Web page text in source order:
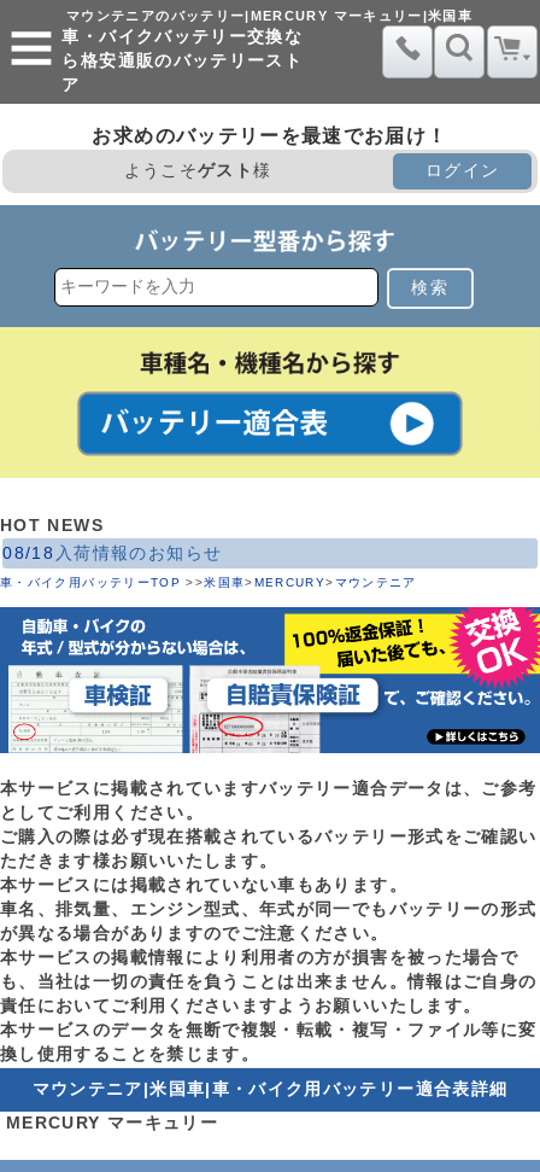
マウンテニアのバッテリー|MERCURY マーキュリー|米国車
車・バイクバッテリー交換な
ら格安通販のバッテリースト
ア
お求めのバッテリーを最速でお届け！
ようこそゲスト様 ログイン
検索
HOT NEWS
08/18 入荷情報のお知らせ
車・バイク用バッテリーTOP >>米国車> MERCURY>マウンテニア
本サービスに掲載されていますバッテリー適合データは、ご参考
としてご利用ください。
ご購入の際は必ず現在搭載されているバッテリー形式をご確認い
ただきます様お願いいたします。
本サービスには掲載されていない車もあります。
車名、排気量、エンジン型式、年式が同一でもバッテリーの形式
が異なる場合がありますのでご注意ください。
本サービスの掲載情報により利用者の方が損害を被った場合で
も、当社は一切の責任を負うことは出来ません。情報はご自身の
責任においてご利用くださいますようお願いいたします。
本サービスのデータを無断で複製・転載・複写・ファイル等に変
換し使用することを禁じます。
マウンテニア|米国車|車・バイク用バッテリー適合表詳細
MERCURY マーキュリー